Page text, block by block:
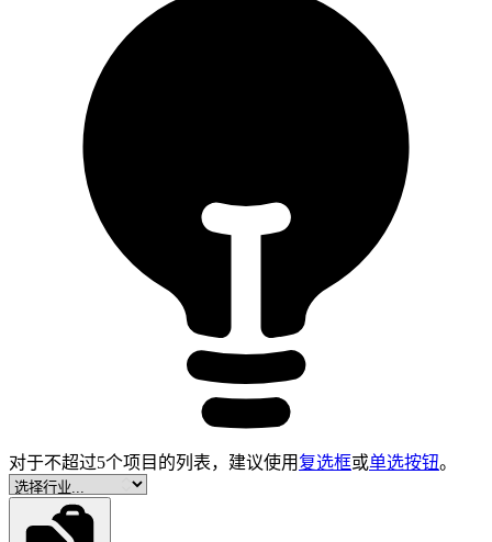
对于不超过5个项目的列表，建议使用 复选框或单选按钮。